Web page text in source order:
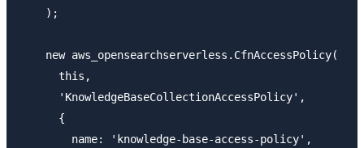
    );
    new aws_opensearchserverless.CfnAccessPolicy(
      this,
      'KnowledgeBaseCollectionAccessPolicy',
      {
        name: 'knowledge-base-access-policy',